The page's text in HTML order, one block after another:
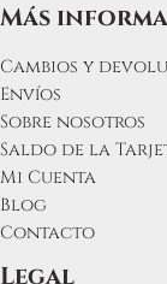
Más
Cambios y
Envíos
Sobre nosotros
Saldo de la
Mi Cuenta
Blog
Contacto
Legal